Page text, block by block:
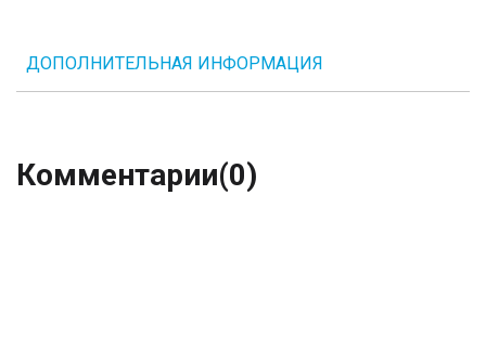
ДОПОЛНИТЕЛЬНАЯ ИНФОРМАЦИЯ
Комментарии(0)